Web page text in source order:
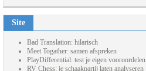
Site
Bad Translation: hilarisch
Meet Togather: samen afspreken
PlayDifferential: test je eigen vooroordelen
RV Chess: je schaakpartij laten analyseren